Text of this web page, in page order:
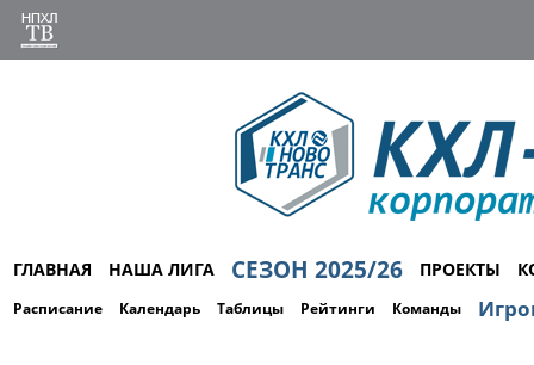
ГЛАВНАЯ НАША ЛИГА СЕЗОН 2025/26 ПРОЕКТЫ
Расписание Календарь Таблицы Рейтинги Команды